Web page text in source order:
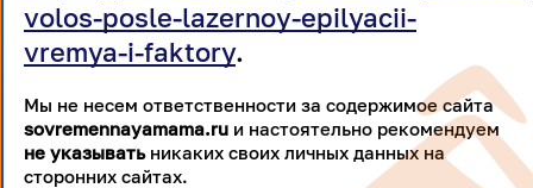
volos-posle-lazernoy-epilyacii-
vremya-i-faktory.
Мы не несем ответственности за содержимое сайта
sovremennayamama.ru и настоятельно рекомендуем
не указыватьникаких своих личных данных на
сторонних сайтах.